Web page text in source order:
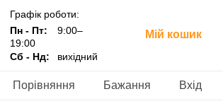
Графік роботи:
Пн - Пт:
9:00–
19:00
Сб - Нд:
вихідний
Мій кошик
Порівняння Бажання Вхід